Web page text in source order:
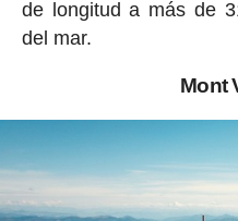
de longitud a más de
del mar.
Mont